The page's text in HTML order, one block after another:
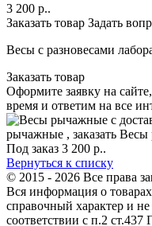
3 200 р..
Заказать товар Задать
Весы с разновесами
Заказать товар
Оформите заявку на
время и ответим на все
Под заказ 3 200 р..
Вернуться к списку
© 2015 - 2026 Все права
Вся информация о
справочный характер и
соответствии с п.2